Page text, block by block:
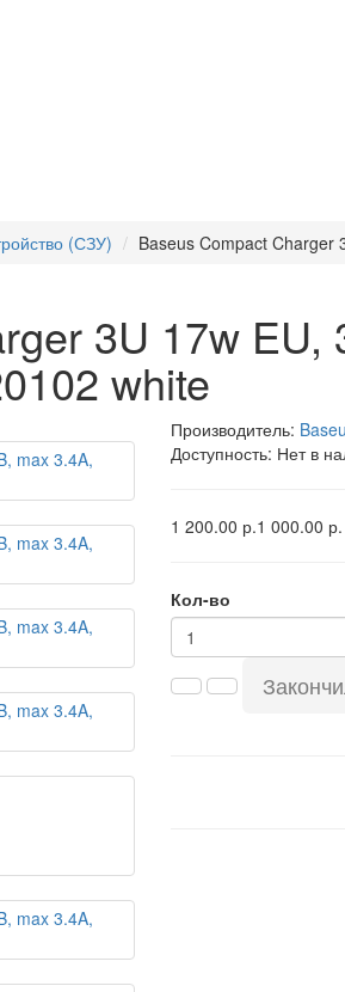
(СЗУ) Baseus Compact Charger
3U 17w
white
Производитель:
Доступность: Нет в
1 200.00 р.1 000.00 р.
Кол-во